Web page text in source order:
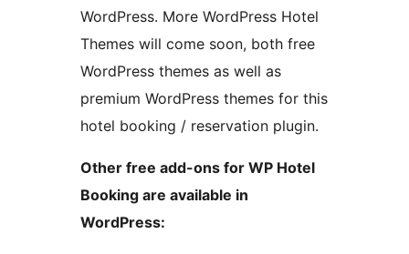
WordPress. More WordPress Hotel
Themes will come soon, both free
WordPress themes as well as
premium WordPress themes for this
hotel booking / reservation plugin.
Other free add-ons for WP Hotel
Booking are available in
WordPress: